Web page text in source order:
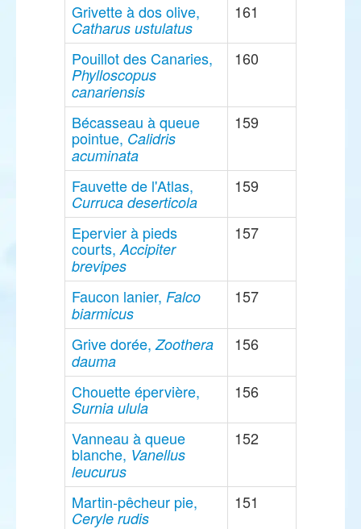
Grivette à dos olive,
Catharus ustulatus
161
Pouillot des Canaries,
Phylloscopus
canariensis
160
Bécasseau à queue
pointue, Calidris
acuminata
159
Fauvette de l'Atlas,
Curruca deserticola
159
Epervier à pieds
courts, Accipiter
brevipes
157
Faucon lanier, Falco
biarmicus
157
Grive dorée, Zoothera
dauma
156
Chouette épervière,
Surnia ulula
156
Vanneau à queue
blanche, Vanellus
leucurus
152
Martin-pêcheur pie,
Ceryle rudis
151